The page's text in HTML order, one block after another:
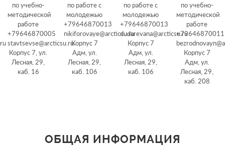
по учебно-
методической
работе
+79646870005
stavtsevse@arcticsu.ru
Корпус 7, ул.
Лесная, 29,
каб. 16
по работе с
молодежью
+79646870013
nikiforovaye@arcticsu.ru
Корпус 7
Адм, ул.
Лесная, 29,
каб. 106
по работе с
молодежью
+79646870013
dudarevana@arcticsu.ru
Корпус 7
Адм, ул.
Лесная, 29,
каб. 106
по учебно-
методической
работе
+79646870011
Корпус 7
Адм, ул.
Лесная, 29,
каб. 208
ОБЩАЯ ИНФОРМАЦИЯ